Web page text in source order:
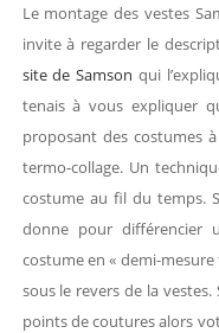
Le montage des vestes
invite à regarder le
site de Samson qui
tenais à vous expliquer
proposant des costumes
termo-collage. Un
costume au fil du temps.
donne pour différencier
costume en « demi-
sous le revers de la
points de coutures alors